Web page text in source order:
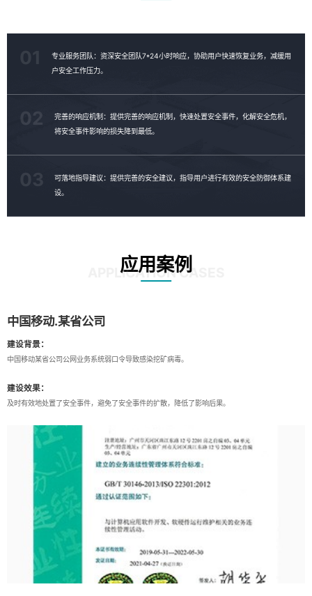
专业服务团队：资深安全团队7*24小时响应，协助用户快速恢复业务，减缓用
户安全工作压力。
完善的响应机制：提供完善的响应机制，快速处置安全事件，化解安全危机，
将安全事件影响的损失降到最低。
02
可落地指导建议：提供完善的安全建议，指导用户进行有效的安全防御体系建
设。
03
应用案例
APPLICATION CASES
中国移动.某省公司
建设背景：
中国移动某省公司公网业务系统弱口令导致感染挖矿病毒。
建设效果：
及时有效地处置了安全事件，避免了安全事件的扩散，降低了影响后果。